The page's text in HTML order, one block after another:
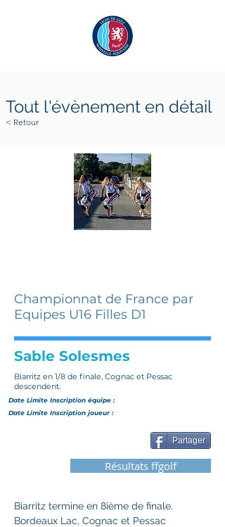
Championnat de France par
Equipes U16 Filles D1
Sable Solesmes
Biarritz en 1/8 de finale, Cognac et Pessac
descendent.
Date Limite Inscription équipe :
Date Limite Inscription joueur :
Partager
Résultats ffgolf
Biarritz termine en 8ième de finale.
Bordeaux Lac, Cognac et Pessac
Tout l'évènement en détail
< Retour